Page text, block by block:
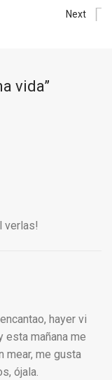
Next
vida”
verlas!
hayer vi
esta mañana me
mear, me gusta
ójala.